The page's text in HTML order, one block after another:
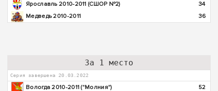
Ярославль 2010-2011 (СШОР №2)
34
Медведь 2010-2011
36
За 1 место
Серия завершена 20.03.2022
Вологда 2010-2011 ("Молния")
52